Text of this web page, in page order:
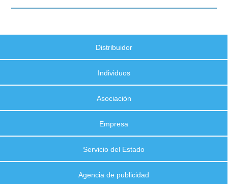
Distribuidor
Individuos
Asociación
Empresa
Servicio del Estado
Agencia de publicidad